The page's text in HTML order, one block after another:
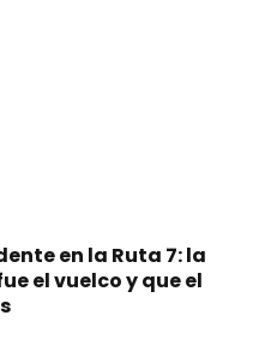
en la Ruta 7: la
el vuelco y que el